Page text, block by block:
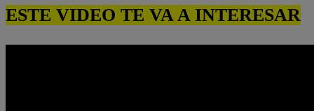
ESTE VIDEO TE VA A INTERESAR